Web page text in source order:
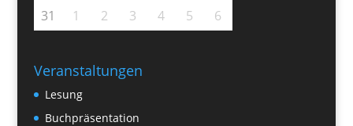
31
1 2 3 4 5 6
Veranstaltungen
Lesung
Buchpräsentation